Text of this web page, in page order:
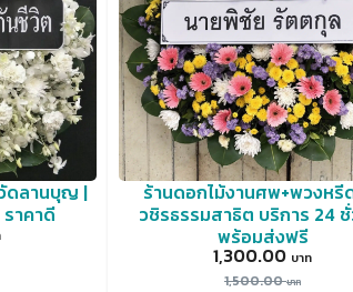
ดลานบุญ |
าคาดี
ร้านดอกไม้งานศพ+พวงหรี
วชิรธรรมสาธิต บริการ 24 ชั่
พร้อมส่งฟรี
1,500.00
1,300.00